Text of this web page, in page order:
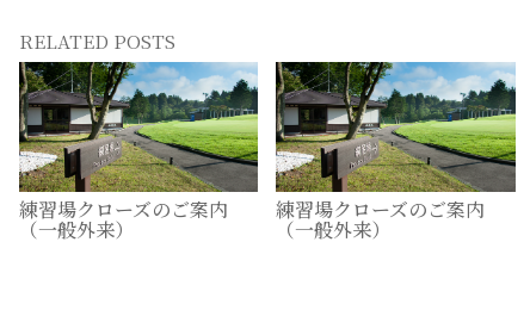
RELATED POSTS
練習場クローズのご案内
（一般外来）
練習場クローズのご案内
（一般外来）